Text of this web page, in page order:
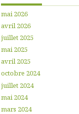
mai 2026
avril 2026
juillet 2025
mai 2025
avril 2025
octobre 2024
juillet 2024
mai 2024
mars 2024